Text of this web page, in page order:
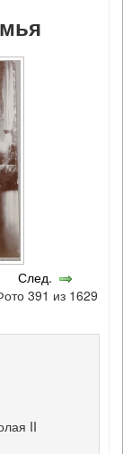
След.
391 из 1629
II